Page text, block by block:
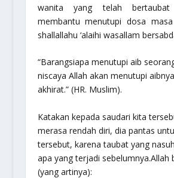
wanita yang telah
membantu menutupi dosa
shallallahu ‘alaihi wasallam
“Barangsiapa menutupi aib
niscaya Allah akan menutupi
akhirat.”(HR. Muslim).
Katakan kepada saudari kita
merasa rendah diri, dia pantas
tersebut, karena taubat yang
apa yang terjadi sebelumnya.Allah
(yang artinya):